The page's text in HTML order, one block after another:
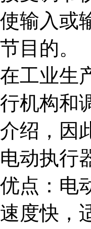
使输入或
节目的。
在工业生
行机构和
介绍，因
电动执行
优点：电
速度快，